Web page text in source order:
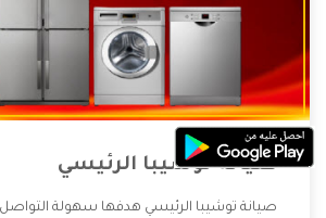
صيانة توشيبا الرئيسي
صيانة توشيبا الرئيسي هدفها سهولة